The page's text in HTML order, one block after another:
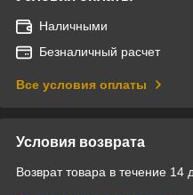
Наличными
Безналичный расчет
Все условия оплаты
Условия возврата
Возврат товара в течение 14